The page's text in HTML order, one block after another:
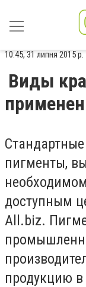
10:45, 31 липня 2015 р.
Виды
Стандартные
пигменты,
доступным
All.biz.
продукцию